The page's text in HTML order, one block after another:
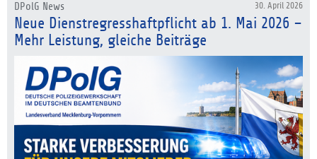
30. April 2026
DPolG News
Neue Dienstregresshaftpflicht ab 1. Mai 2026 –
Mehr Leistung, gleiche Beiträge